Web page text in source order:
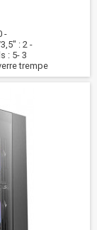
-
: 2 -
: 5- 3
trempe